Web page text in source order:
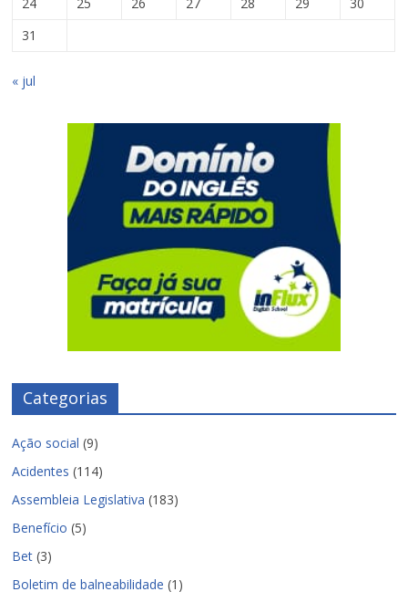
31
« jul
Categorias
Ação social (9)
Acidentes (114)
Assembleia Legislativa (183)
Benefício (5)
Bet (3)
Boletim de balneabilidade (1)